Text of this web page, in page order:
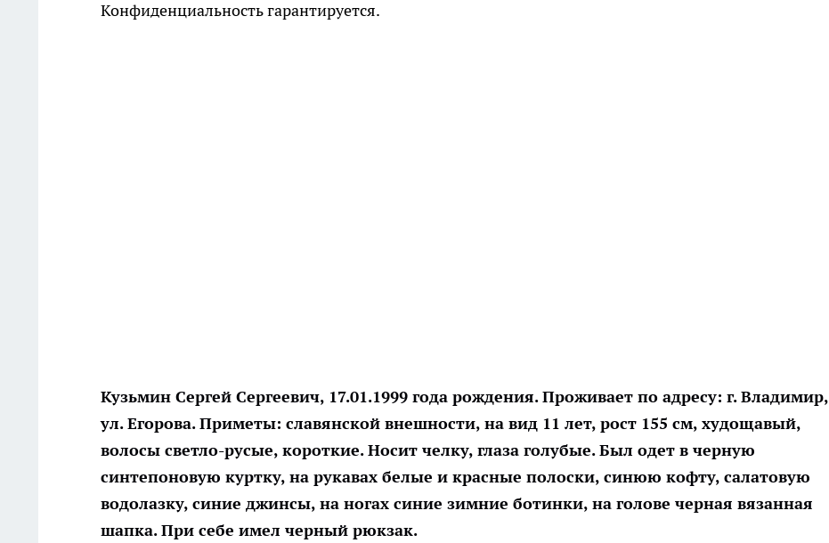
Конфиденциальность гарантируется.
Кузьмин Сергей Сергеевич, 17.01.1999 года рождения. Проживает по адресу: г. Владимир,
ул. Егорова. Приметы: славянской внешности, на вид 11 лет, рост 155 см, худощавый,
волосы светло-русые, короткие. Носит челку, глаза голубые. Был одет в черную
синтепоновую куртку, на рукавах белые и красные полоски, синюю кофту, салатовую
водолазку, синие джинсы, на ногах синие зимние ботинки, на голове черная вязанная
шапка. При себе имел черный рюкзак.